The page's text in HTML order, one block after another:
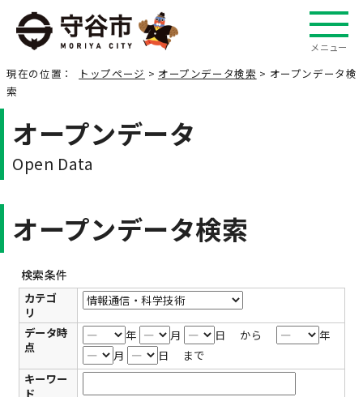
メニュー
現在の位置： トップページ > オープンデータ検索 > オープンデータ検
索
オープンデータ
Open Data
オープンデータ検索
検索条件
カテゴ
リ
データ時
点
年 月 日 から
年
月
日 まで
キーワー
ド